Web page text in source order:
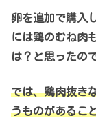
卵を追加で購入
には鶏のむね肉
は？と思ったの
では、鶏肉抜き
うものがあるこ